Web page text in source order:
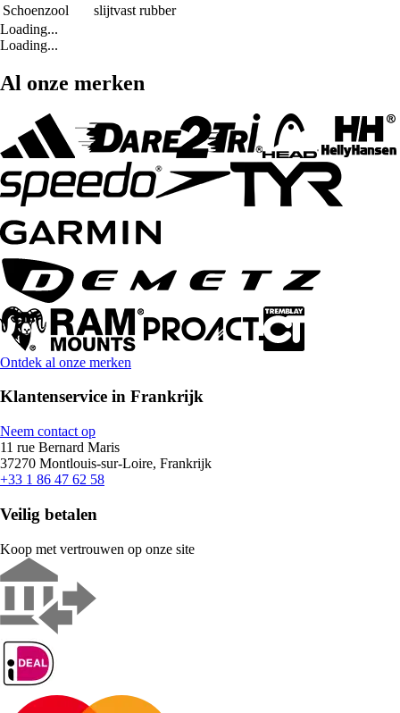
Schoenzool
slijtvast rubber
Loading...
Loading...
Al onze merken
Ontdek al onze merken
Klantenservice in Frankrijk
Neem contact op
11 rue Bernard Maris
37270 Montlouis-sur-Loire, Frankrijk
+33 1 86 47 62 58
Veilig betalen
Koop met vertrouwen op onze site